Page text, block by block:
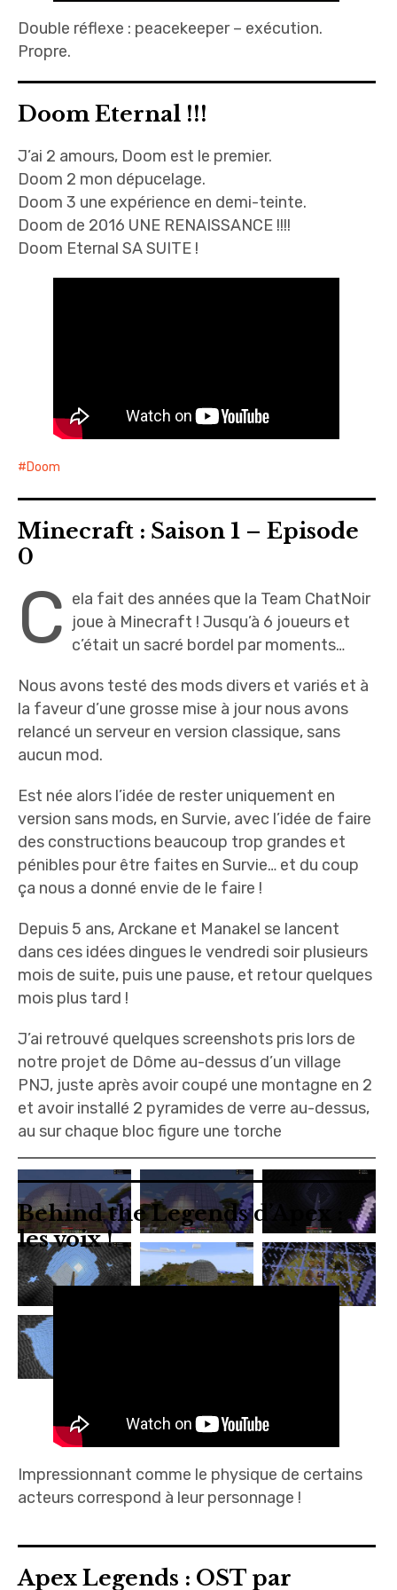
Double réflexe : peacekeeper – exécution.
Propre.
Doom Eternal !!!
J’ai 2 amours, Doom est le premier.
Doom 2 mon dépucelage.
Doom 3 une expérience en demi-teinte.
Doom de 2016 UNE RENAISSANCE !!!!
Doom Eternal SA SUITE !
Doom
Minecraft : Saison 1 – Episode
0
C ela fait des années que la Team ChatNoir
joue à Minecraft ! Jusqu’à 6 joueurs et
c’était un sacré bordel par moments…
Nous avons testé des mods divers et variés et à
la faveur d’une grosse mise à jour nous avons
relancé un serveur en version classique, sans
aucun mod.
Est née alors l’idée de rester uniquement en
version sans mods, en Survie, avec l’idée de faire
des constructions beaucoup trop grandes et
pénibles pour être faites en Survie… et du coup
ça nous a donné envie de le faire !
Depuis 5 ans, Arckane et Manakel se lancent
dans ces idées dingues le vendredi soir plusieurs
mois de suite, puis une pause, et retour quelques
mois plus tard !
J’ai retrouvé quelques screenshots pris lors de
notre projet de Dôme au-dessus d’un village
PNJ, juste après avoir coupé une montagne en 2
et avoir installé 2 pyramides de verre au-dessus,
au sur chaque bloc figure une torche
Behind the Legends d’Apex :
les voix !
Impressionnant comme le physique de certains
acteurs correspond à leur personnage !
Apex Legends : OST par